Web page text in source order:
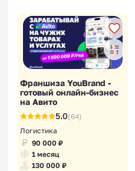
Франшиза YouBrand -
готовый онлайн-бизнес
на Авито
5.0(64)
Логистика
90 000 ₽
1 месяц
130 000 ₽